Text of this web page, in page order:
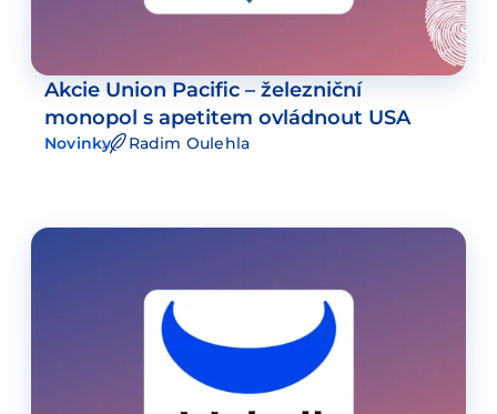
Akcie Union Pacific – železniční
monopol s apetitem ovládnout USA
Novinky Radim Oulehla